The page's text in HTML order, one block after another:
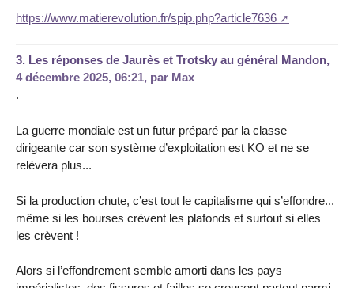
https://www.matierevolution.fr/spip.php?article7636
3. Les réponses de Jaurès et Trotsky au général Mandon,
4 décembre 2025, 06:21, par Max
.
La guerre mondiale est un futur préparé par la classe
dirigeante car son système d’exploitation est KO et ne se
relèvera plus...
Si la production chute, c’est tout le capitalisme qui s’effondre...
même si les bourses crèvent les plafonds et surtout si elles
les crèvent !
Alors si l’effondrement semble amorti dans les pays